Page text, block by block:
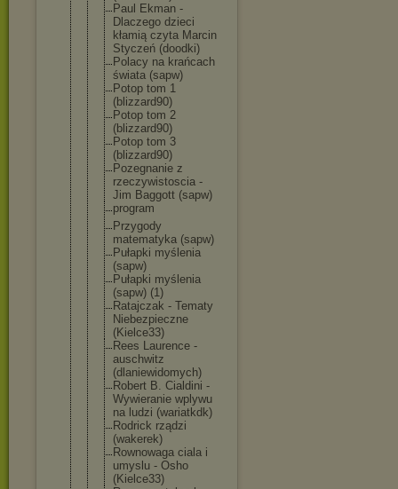
Paul Ekman -
Dlaczego dzieci
kłamią czyta Marcin
Styczeń (doodki)
Polacy na krańcach
świata (sapw)
Potop tom 1
(blizzard90)
Potop tom 2
(blizzard90)
Potop tom 3
(blizzard90)
Pozegnanie z
rzeczywistoscia -
Jim Baggott (sapw)
program
Przygody
matematyka (sapw)
Pułapki myślenia
(sapw)
Pułapki myślenia
(sapw) (1)
Ratajczak - Tematy
Niebezpieczne
(Kielce33)
Rees Laurence -
auschwitz
(dlaniewidomych)
Robert B. Cialdini -
Wywieranie wplywu
na ludzi (wariatkdk)
Rodrick rządzi
(wakerek)
Rownowaga ciala i
umyslu - Osho
(Kielce33)